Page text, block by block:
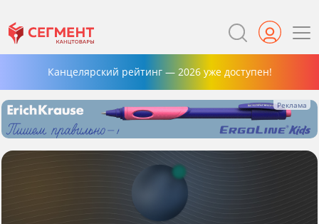
Канцелярский рейтинг — 2026 уже доступен!